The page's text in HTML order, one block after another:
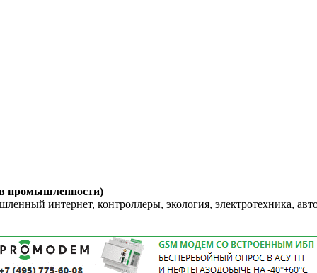
промышленности)
интернет, контроллеры, экология, электротехника,